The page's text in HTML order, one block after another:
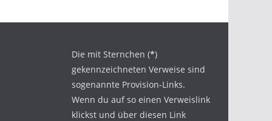
Die mit Sternchen (*)
gekennzeichneten Verweise sind
sogenannte Provision-Links.
Wenn du auf so einen Verweislink
klickst und über diesen Link